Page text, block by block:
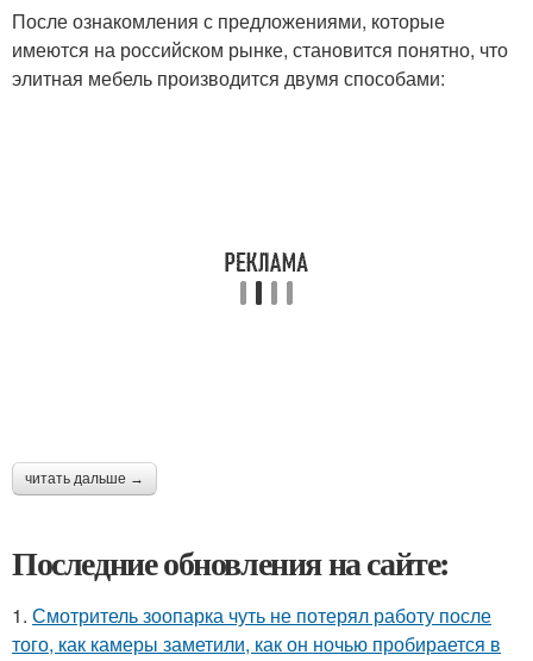
После ознакомления с предложениями, которые
имеются на российском рынке, становится понятно, что
элитная мебель производится двумя способами:
читать дальше →
Последние обновления на сайте:
1. Смотритель зоопарка чуть не потерял работу после
того, как камеры заметили, как он ночью пробирается в